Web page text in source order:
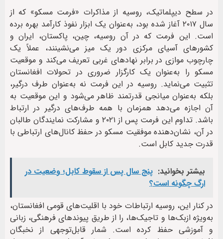
در سطح دیپلماتیک، روسیه از مذاکرات «فرمت مسکو» که از
سال ۲۰۱۷ آغاز شده بود، به‌عنوان یک ابزار نفوذ کارآمد بهره برده
است. این فرمت که در آن روسیه، چین، پاکستان، ایران و
کشورهای آسیای مرکزی دور یک میز می‌نشینند، عملاً یک
چارچوب موازی در برابر نهادهای غربی تعریف می‌کند و موقعیت
مسکو را به‌عنوان یک کارگزار ضروری در تحولات افغانستان
تثبیت می‌نماید. روسیه در این فرمت نه به‌عنوان طرف درگیر،
بلکه به‌عنوان میانجی قدرتمند ظاهر می‌شود و این موقعیت به
آن اجازه می‌دهد همزمان با همه طرف‌های درگیر در ارتباط
باشد. تداوم این فرمت پس از ۲۰۲۱ و مشارکت نمایندگان طالبان
در آن، نشان‌دهنده موفقیت مسکو در حفظ کانال‌های ارتباطی با
قدرت جدید کابل است.
بیشتر بخوانید: پنج سال پس از سقوط کابل؛ وضعیت در
ارگ چگونه است؟
در کنار این، روسیه ارتباطات خود با اقلیت‌های قومی افغانستان،
به‌ویژه ازبک‌ها و تاجیک‌ها، را از طریق پیوندهای فرهنگی، زبانی
و آموزشی حفظ کرده است. شمار قابل‌توجهی از نخبگان